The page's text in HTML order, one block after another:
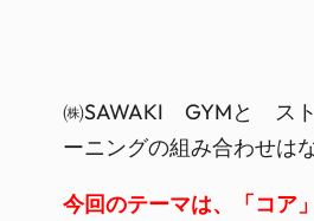
㈱SAWAKI GYMと スト
ーニングの組み合わせは
今回のテーマは、「コア」